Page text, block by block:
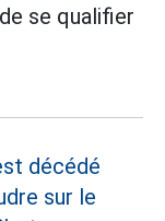
se qualifier